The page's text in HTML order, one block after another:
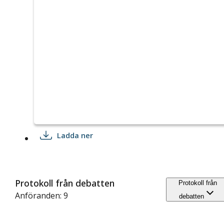
Ladda ner
Protokoll från debatten
Anföranden: 9
Protokoll från
debatten